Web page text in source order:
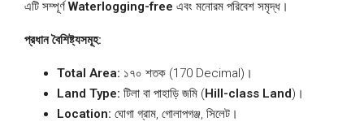
এটি সম্পূর্ণWaterlogging-free এবং মনোরম পরিবেশ সমৃদ্ধ।
প্রধান বৈশিষ্ট্যসমূহ:
Total Area: ১৭০ শতক (170 Decimal)।
Land Type: টিলা বা পাহাড়ি জমি (Hill-class Land)।
Location: ঘোগা গ্রাম, গোলাপগঞ্জ, সিলেট।